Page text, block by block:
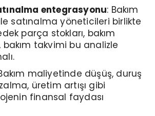
entegrasyonu: Bakım
satınalma yöneticileri birlikte
parça stokları, bakım
bakım takvimi bu analizle
maliyetinde düşüş, duruş
üretim artışı gibi
finansal faydası